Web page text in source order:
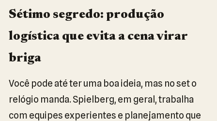
Sétimo segredo: produção
logística que evita a cena virar
briga
Você pode até ter uma boa ideia, mas no set o
relógio manda. Spielberg, em geral, trabalha
com equipes experientes e planejamento que